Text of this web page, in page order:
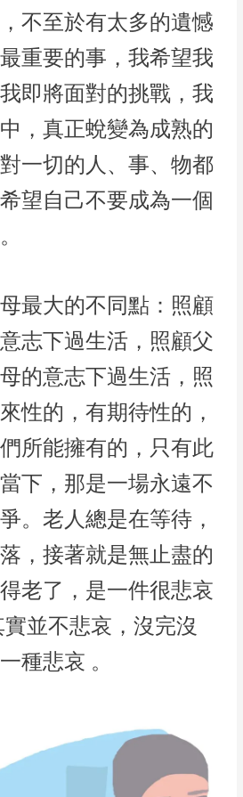
不至於有太多的遺憾
重要的事，我希望我
即將面對的挑戰，我
，真正蛻變為成熟的
一切的人、事、物都
望自己不要成為一個
最大的不同點：照顧
志下過生活，照顧父
的意志下過生活，照
性的，有期待性的，
所能擁有的，只有此
下，那是一場永遠不
。老人總是在等待，
，接著就是無止盡的
老了，是一件很悲哀
並不悲哀，沒完沒
種悲哀 。